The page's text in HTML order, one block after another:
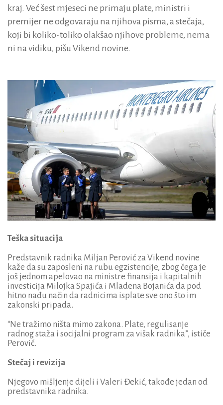
kraj. Već šest mjeseci ne primaju plate, ministri i
premijer ne odgovaraju na njihova pisma, a stečaja,
koji bi koliko-toliko olakšao njihove probleme, nema
ni na vidiku, pišu Vikend novine.
Teška situacija
Predstavnik radnika Miljan Perović za Vikend novine
kaže da su zaposleni na rubu egzistencije, zbog čega je
još jednom apelovao na ministre finansija i kapitalnih
investicija Milojka Spajića i Mladena Bojanića da pod
hitno nađu način da radnicima isplate sve ono što im
zakonski pripada.
“Ne tražimo ništa mimo zakona. Plate, regulisanje
radnog staža i socijalni program za višak radnika”, ističe
Perović.
Stečaj i revizija
Njegovo mišljenje dijeli i Valeri Đekić, takođe jedan od
predstavnika radnika.